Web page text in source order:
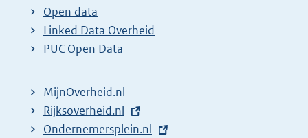
t
e
r
l
i
Open data
Linked Data Overheid
PUC Open Data
MijnOverheid.nl
E
x
Rijksoverheid.nl
E
Ondernemersplein.nl